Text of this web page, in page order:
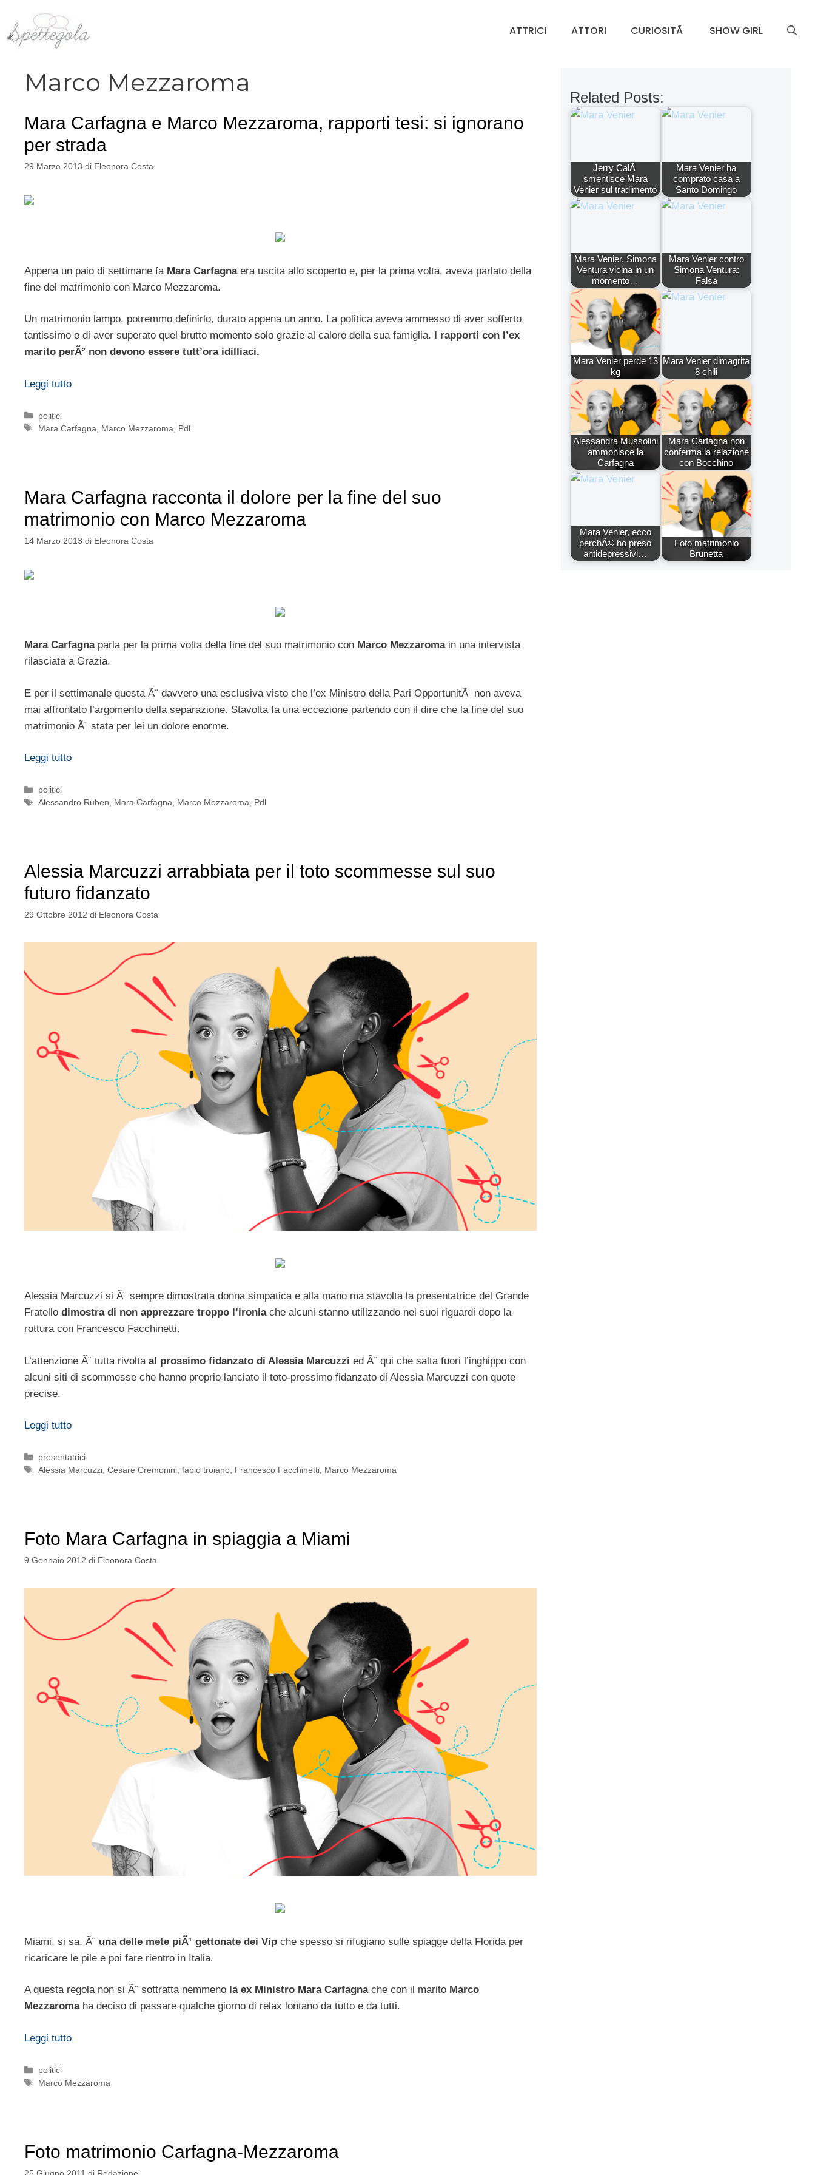
contenuto
ATTRICI ATTORI CURIOSITÃ SHOW GIRL
Marco Mezzaroma
Mara Carfagna e Marco Mezzaroma, rapporti tesi: si ignorano
per strada
29 Marzo 2013 di Eleonora Costa
Appena un paio di settimane fa Mara Carfagnaera uscita allo scoperto e, per la prima volta, aveva parlato della
fine del matrimonio con Marco Mezzaroma.
Un matrimonio lampo, potremmo definirlo, durato appena un anno. La politica aveva ammesso di aver sofferto
tantissimo e di aver superato quel brutto momento solo grazie al calore della sua famiglia.
I rapporti con l’ex
marito perÃ² non devono essere tutt’ora idilliaci.
Leggi tutto
Categorie
politici
Tag
Mara Carfagna Marco Mezzaroma Pdl
Mara Carfagna racconta il dolore per la fine del suo
matrimonio con Marco Mezzaroma
14 Marzo 2013 di Eleonora Costa
Mara Carfagnaparla per la prima volta della fine del suo matrimonio con Marco Mezzaroma in una intervista
rilasciata a Grazia.
E per il settimanale questa Ã¨ davvero una esclusiva visto che l’ex Ministro della Pari OpportunitÃ non aveva
mai affrontato l’argomento della separazione. Stavolta fa una eccezione partendo con il dire che la fine del suo
matrimonio Ã¨ stata per lei un dolore enorme.
Leggi tutto
Categorie
politici
Tag
Alessandro Ruben, Mara Carfagna, Marco Mezzaroma, Pdl
Alessia Marcuzzi arrabbiata per il toto scommesse sul suo
futuro fidanzato
29 Ottobre 2012 di Eleonora Costa
Alessia Marcuzzi si Ã¨ sempre dimostrata donna simpatica e alla mano ma stavolta la presentatrice del Grande
Fratello dimostra di non apprezzare troppo l’ironiache alcuni stanno utilizzando nei suoi riguardi dopo la
rottura con Francesco Facchinetti.
L’attenzione Ã¨ tutta rivolta al prossimo fidanzato di Alessia Marcuzzi ed Ã¨ qui che salta fuori l’inghippo con
alcuni siti di scommesse che hanno proprio lanciato il toto-prossimo fidanzato di Alessia Marcuzzi con quote
precise.
Leggi tutto
Categorie
presentatrici
Tag
Alessia Marcuzzi ,Cesare Cremonini ,fabio troiano Francesco Facchinetti Marco Mezzaroma
Foto Mara Carfagna in spiaggia a Miami
9 Gennaio 2012 di Eleonora Costa
Miami, si sa, Ã¨ una delle mete piÃ¹ gettonate dei Vip che spesso si rifugiano sulle spiagge della Florida per
ricaricare le pile e poi fare rientro in Italia.
A questa regola non si Ã¨ sottratta nemmeno la ex Ministro Mara Carfagnache con il marito Marco
Mezzaroma ha deciso di passare qualche giorno di relax lontano da tutto e da tutti.
Leggi tutto
Categorie
politici
Tag
Marco Mezzaroma
Foto matrimonio Carfagna-Mezzaroma
Related Posts:
Jerry CalÃ
smentisce Mara
Venier sul tradimento
Mara Venier ha
comprato casa a
Santo Domingo
Mara Venier, Simona
Ventura vicina in un
momento…
Mara Venier contro
Simona Ventura:
Falsa
Mara Venier perde 13
kg
Mara Venier dimagrita
8 chili
Alessandra Mussolini
ammonisce la
Carfagna
Mara Carfagna non
conferma la relazione
con Bocchino
Mara Venier, ecco
perchÃ© ho preso
antidepressivi…
Foto matrimonio
Brunetta